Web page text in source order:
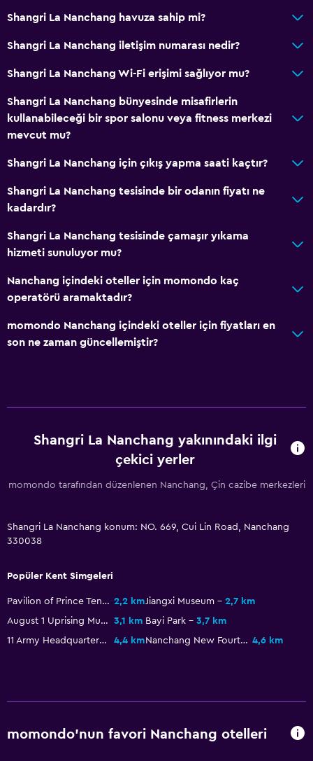
Havlu
Yangın söndürücü
Ücretsiz tuvalet malzemeleri
Şampuan
Duman alarmları
Isıtma
Vücut sabunu
Klimalı
Çöp kutusu
Saç kremi
Restoranlar
Minibar
Bar/Lounge
Birimin tamamına tekerlekli sandalye ile erişilebilir
Artırılmış erişilebilirlik
Engellilere uygun duş
Asansör
Engelli tuvalet tutamağı
Shangri La Nanchang havuza sahip mi?
Shangri La Nanchang iletişim numarası nedir?
Shangri La Nanchang Wi-Fi erişimi sağlıyor mu?
Shangri La Nanchang bünyesinde misafirlerin
kullanabileceği bir spor salonu veya fitness merkezi
mevcut mu?
Shangri La Nanchang için çıkış yapma saati kaçtır?
Shangri La Nanchang tesisinde bir odanın fiyatı ne
kadardır?
Shangri La Nanchang tesisinde çamaşır yıkama
hizmeti sunuluyor mu?
Nanchang içindeki oteller için momondo kaç
operatörü aramaktadır?
momondo Nanchang içindeki oteller için fiyatları en
son ne zaman güncellemiştir?
Shangri La Nanchang yakınındaki ilgi
çekici yerler
momondo tarafından düzenlenen Nanchang, Çin cazibe merkezleri
Shangri La Nanchang konum: NO. 669, Cui Lin Road, Nanchang
330038
Popüler Kent Simgeleri
Pavilion of Prince Teng 2,2 km Jiangxi Museum
2,7 km
August 1 Uprising Museum
3,1 km Bayi Park
3,7 km
11 Army Headquarters Site
4,4 km Nanchang New Fourth Army Site 4,6 km
momondo'nun favori Nanchang otelleri